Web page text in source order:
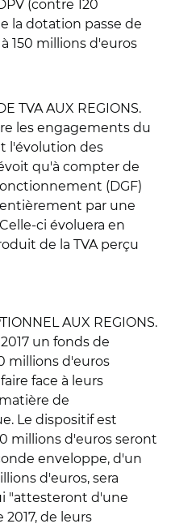
(contre 120
la dotation passe de
150 millions d'euros
TVA AUX REGIONS.
les engagements du
l'évolution des
qu'à compter de
(DGF)
par une
ci évoluera en
de la TVA perçu
AUX REGIONS.
un fonds de
millions d'euros
face à leurs
de
Le dispositif est
millions d'euros seront
enveloppe, d'un
d'euros, sera
"attesteront d'une
de leurs